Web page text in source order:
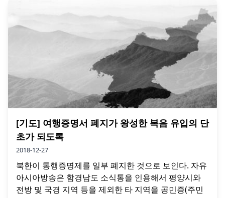
[기도] 여행증명서 폐지가 왕성한 복음 유입의 단
초가 되도록
2018-12-27
북한이 통행증명제를 일부 폐지한 것으로 보인다. 자유
아시아방송은 함경남도 소식통을 인용해서 평양시와
전방 및 국경 지역 등을 제외한 타 지역을 공민증(주민